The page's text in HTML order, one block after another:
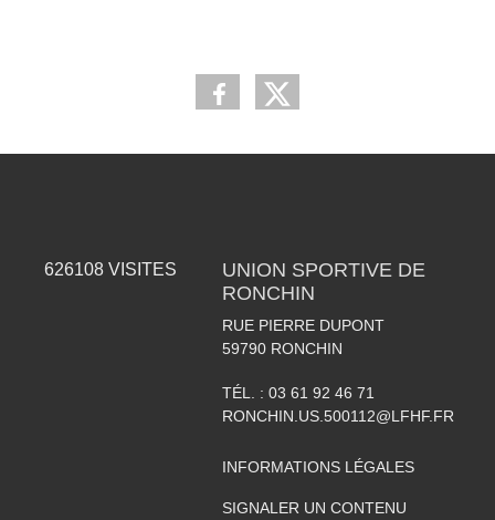
626108 VISITES
UNION SPORTIVE DE
RONCHIN
RUE PIERRE DUPONT
59790 RONCHIN
TÉL. : 03 61 92 46 71
RONCHIN.US.500112@LFHF.FR
INFORMATIONS LÉGALES
SIGNALER UN CONTENU